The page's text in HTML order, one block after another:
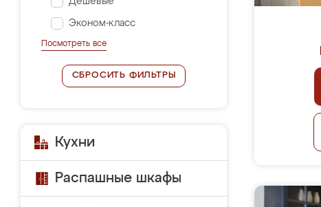
Эконом-класс
Посмотреть все
СБРОСИТЬ ФИЛЬТРЫ
Кухни
Распашные шкафы